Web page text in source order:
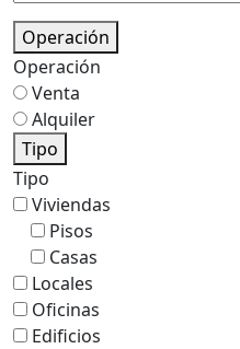
Operación
Operación
Venta
Alquiler
Tipo
Tipo
Viviendas
Pisos
Casas
Locales
Oficinas
Edificios